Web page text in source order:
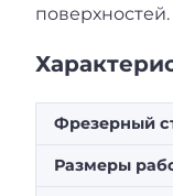
поверхностей.
Фрезерный
Размеры